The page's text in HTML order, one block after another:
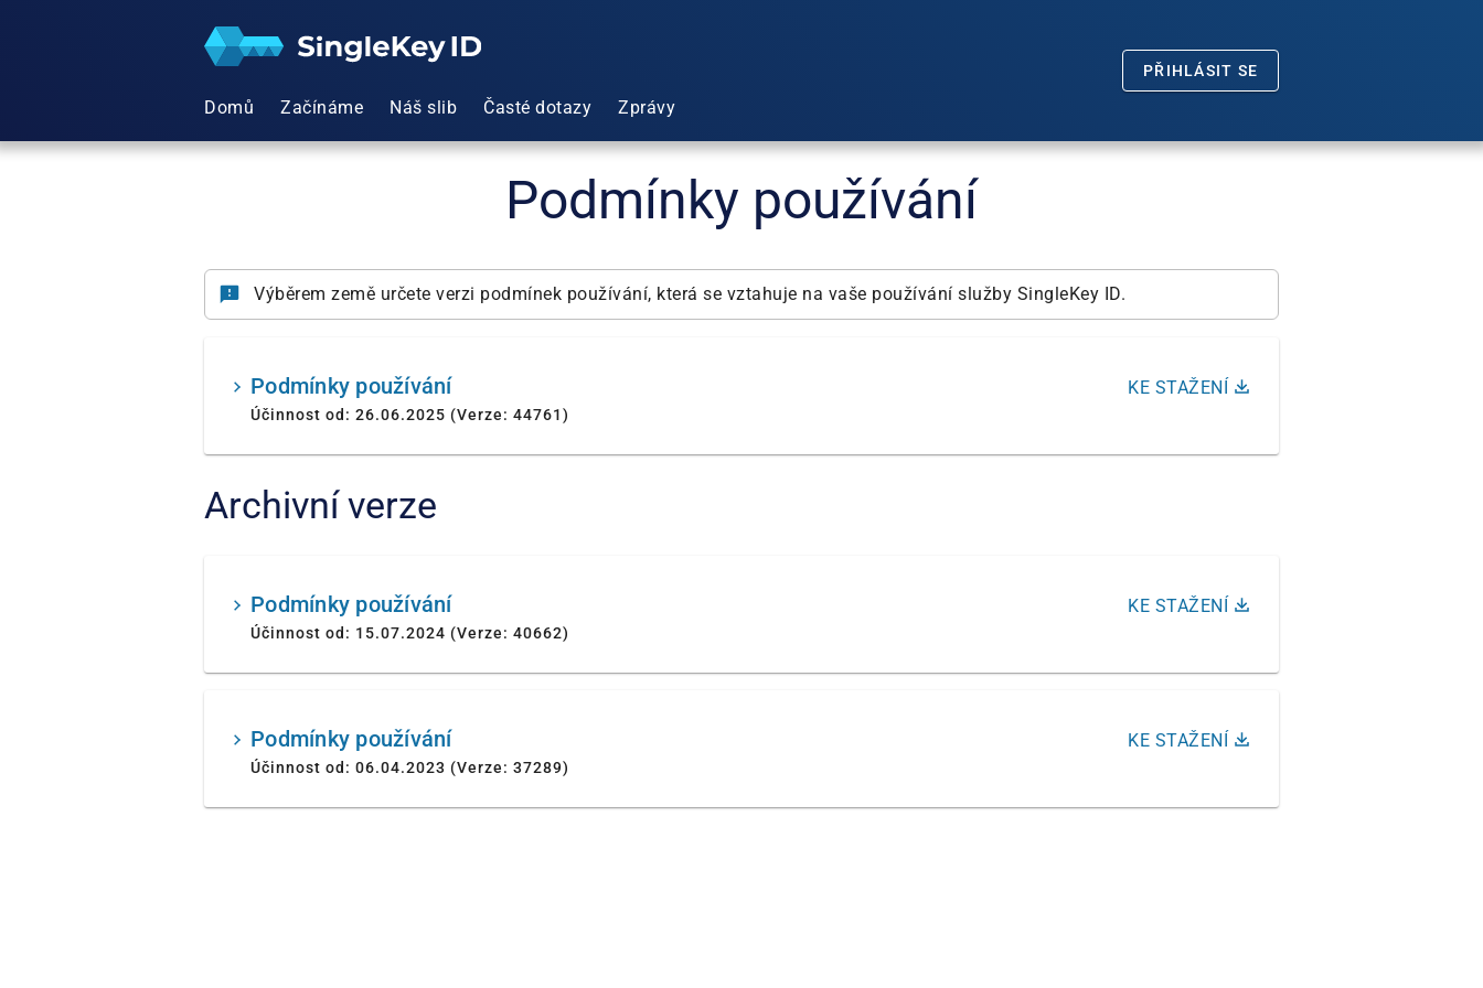
PŘIHLÁSIT SE
Domů Začínáme Náš slib Časté dotazy Zprávy
Podmínky používání
Výběrem země určete verzi podmínek používání, která se vztahuje na vaše používání služby SingleKey ID.
Podmínky používání
Účinnost od: 26.06.2025 (Verze: 44761)
KE STAŽENÍ
Archivní verze
Podmínky používání
Účinnost od: 15.07.2024 (Verze: 40662)
KE STAŽENÍ
Podmínky používání
Účinnost od: 06.04.2023 (Verze: 37289)
KE STAŽENÍ